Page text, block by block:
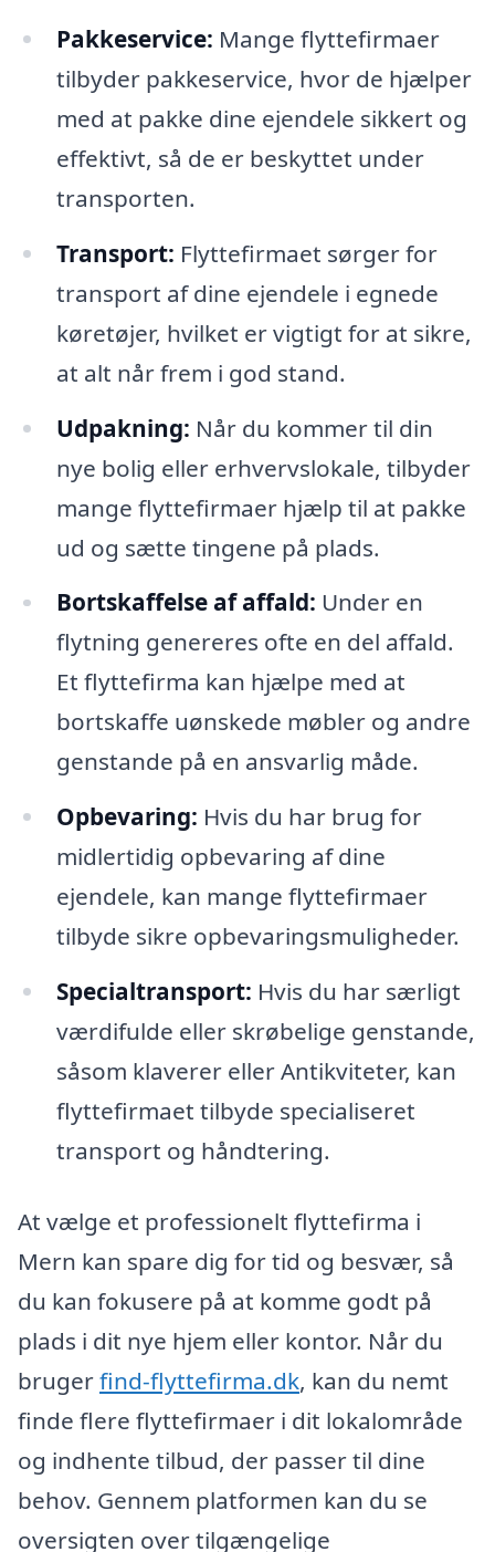
Pakkeservice: Mange flyttefirmaer
tilbyder pakkeservice, hvor de hjælper
med at pakke dine ejendele sikkert og
effektivt, så de er beskyttet under
transporten.
Transport: Flyttefirmaet sørger for
transport af dine ejendele i egnede
køretøjer, hvilket er vigtigt for at sikre,
at alt når frem i god stand.
Udpakning: Når du kommer til din
nye bolig eller erhvervslokale, tilbyder
mange flyttefirmaer hjælp til at pakke
ud og sætte tingene på plads.
Bortskaffelse af affald: Under en
flytning genereres ofte en del affald.
Et flyttefirma kan hjælpe med at
bortskaffe uønskede møbler og andre
genstande på en ansvarlig måde.
Opbevaring: Hvis du har brug for
midlertidig opbevaring af dine
ejendele, kan mange flyttefirmaer
tilbyde sikre opbevaringsmuligheder.
Specialtransport: Hvis du har særligt
værdifulde eller skrøbelige genstande,
såsom klaverer eller Antikviteter, kan
flyttefirmaet tilbyde specialiseret
transport og håndtering.
At vælge et professionelt flyttefirma i
Mern kan spare dig for tid og besvær, så
du kan fokusere på at komme godt på
plads i dit nye hjem eller kontor. Når du
brugerfind-flyttefirma.dk, kan du nemt
finde flere flyttefirmaer i dit lokalområde
og indhente tilbud, der passer til dine
behov. Gennem platformen kan du se
oversigten over tilgængelige